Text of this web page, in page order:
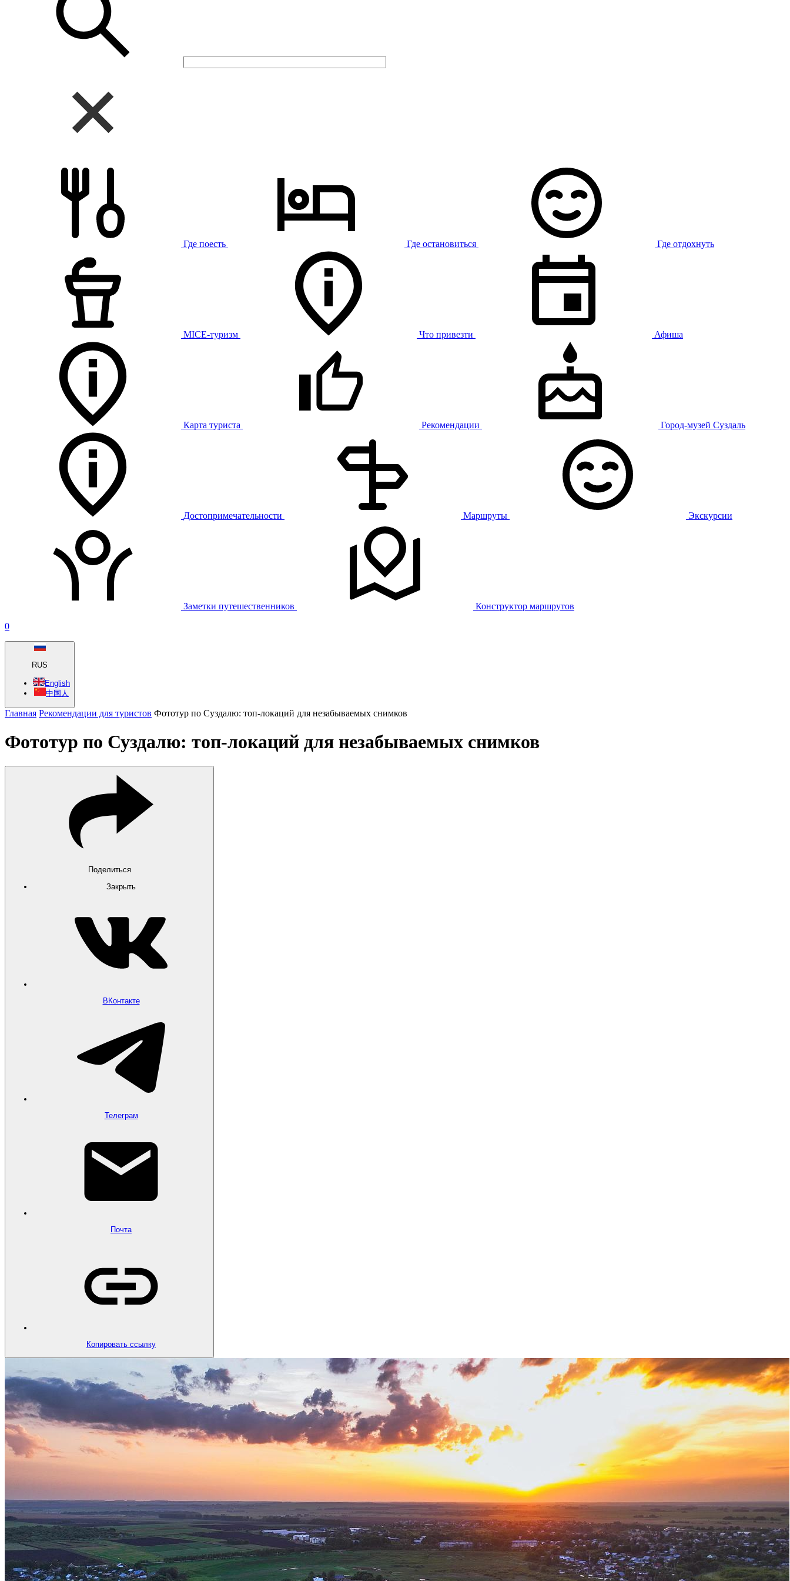
Где поесть Где остановиться Где отдохнуть
MICE-туризм Что привезти Афиша
Карта туриста Рекомендации Город-музей Суздаль
Достопримечательности Маршруты Экскурсии
Заметки путешественников
Конструктор маршрутов
0
RUS
English
中国人
Главная Рекомендации для туристов Фототур по Суздалю: топ-локаций для незабываемых снимков
Фототур по Суздалю: топ-локаций для незабываемых снимков
Поделиться
Закрыть
ВКонтакте
Телеграм
Почта
Копировать ссылку